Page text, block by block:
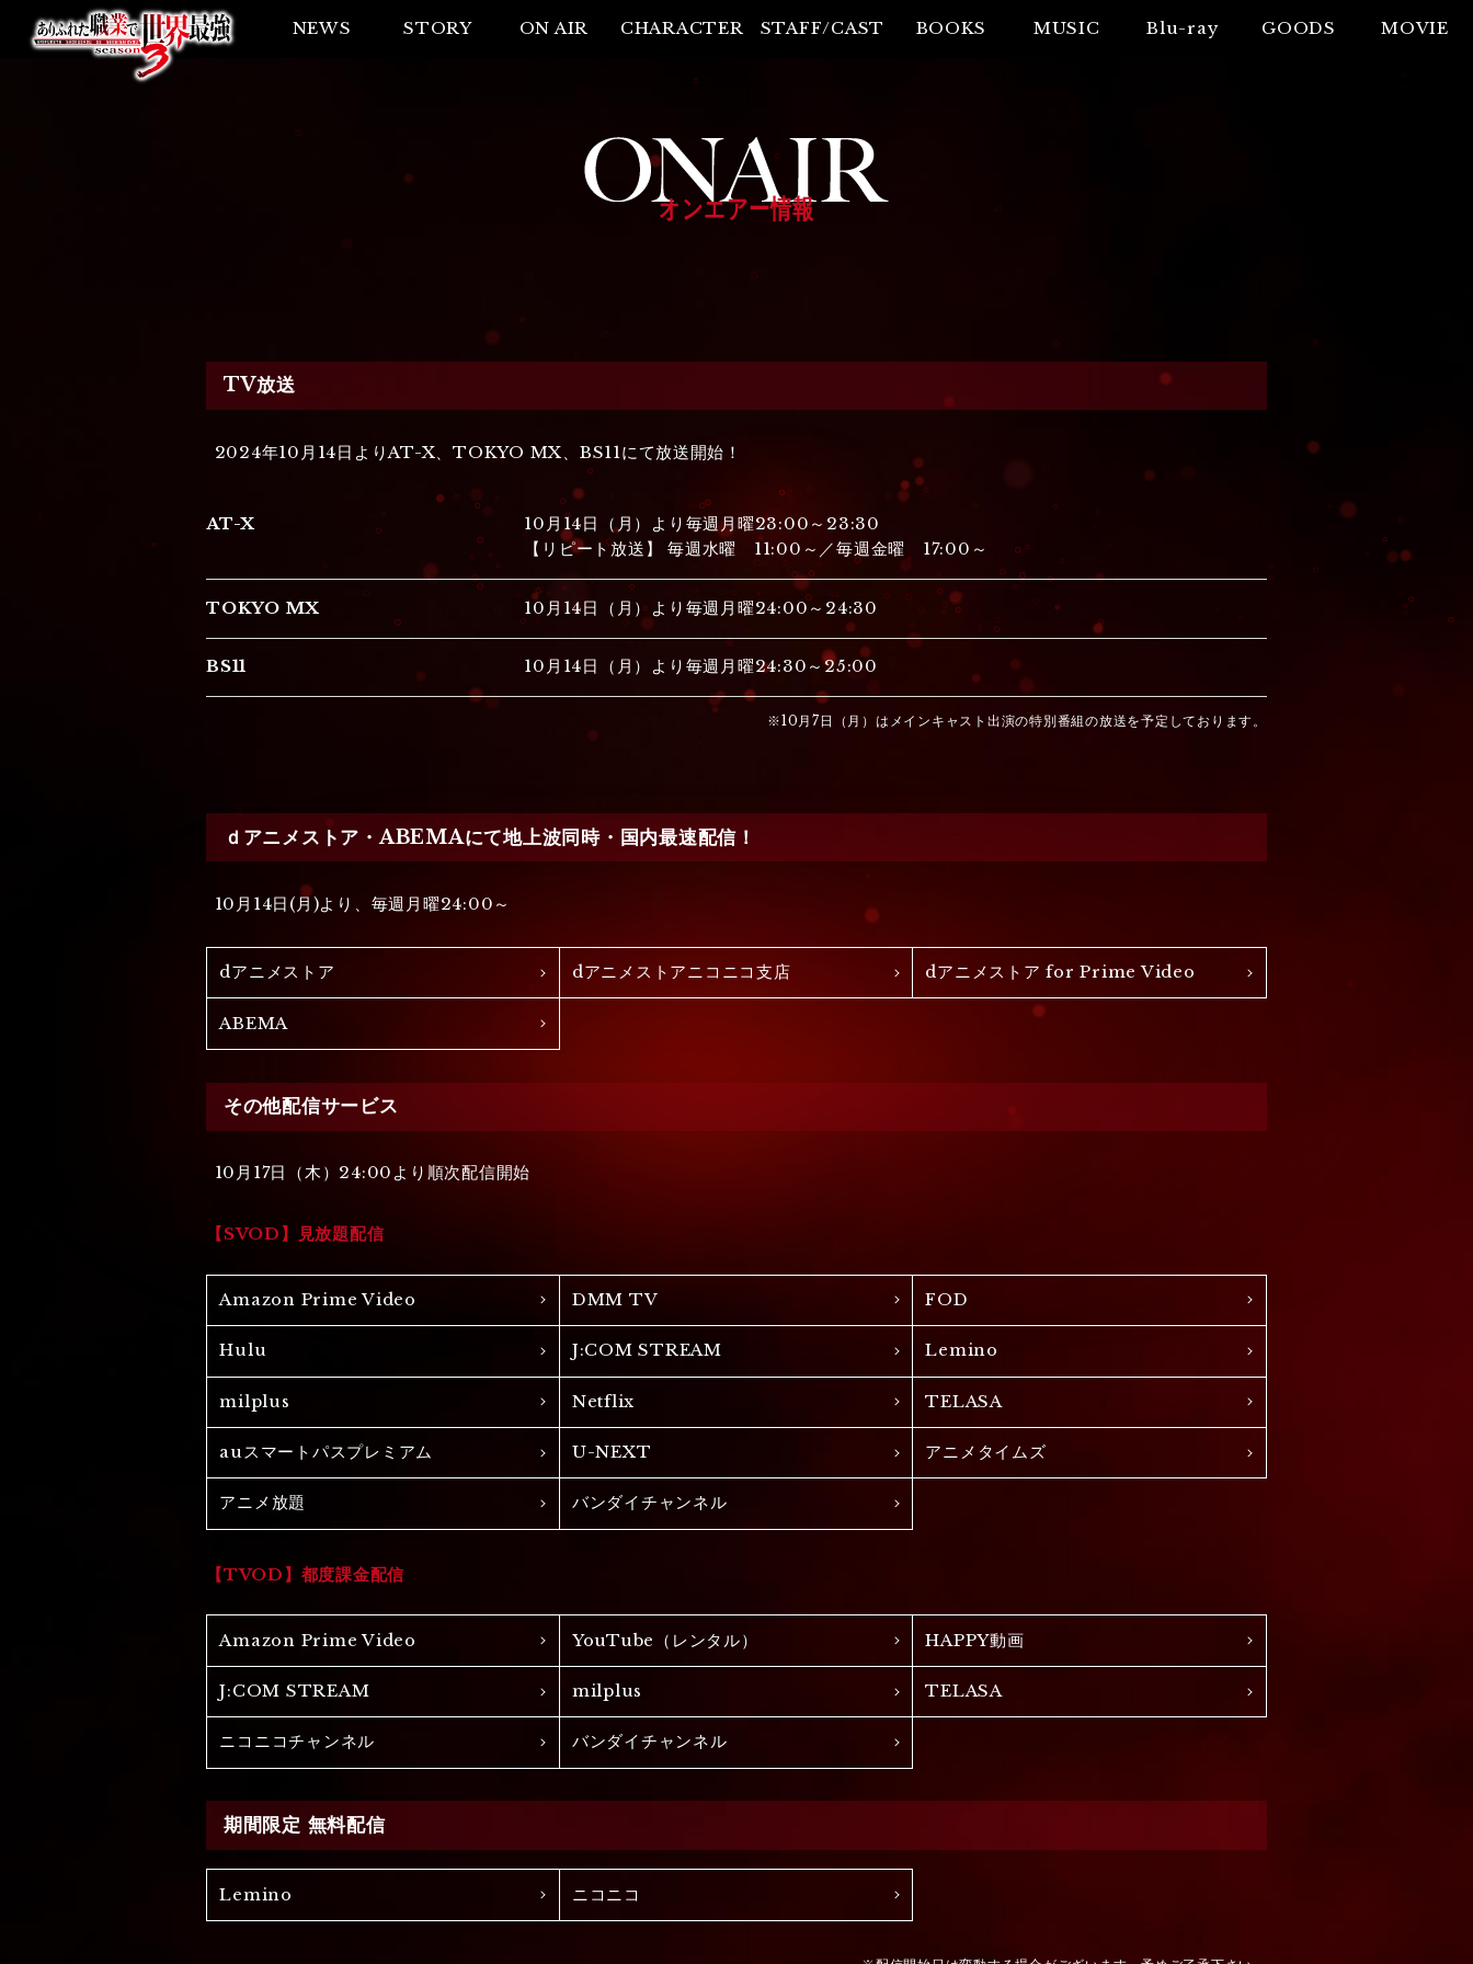
NEWS STORY ON AIR CHARACTER STAFF/CAST BOOKS MUSIC Blu-ray GOODS MOVIE
オンエアー情報
TV放送
2024年10月14日よりAT-X、TOKYO MX、BS11にて放送開始！
AT-X
10月14日（月）より毎週月曜23:00～23:30
【リピート放送】 毎週水曜 11:00～／毎週金曜 17:00～
TOKYO MX 10月14日（月）より毎週月曜24:00～24:30
BS11 10月14日（月）より毎週月曜24:30～25:00
※10月7日（月）はメインキャスト出演の特別番組の放送を予定しております。
ｄアニメストア・ABEMAにて地上波同時・国内最速配信！
10月14日(月)より、毎週月曜24:00～
dアニメストア dアニメストアニコニコ支店 dアニメストア for Prime Video
ABEMA
その他配信サービス
10月17日（木）24:00より順次配信開始
【SVOD】見放題配信
Amazon Prime Video DMM TV FOD
Hulu J:COM STREAM Lemino
milplus Netflix TELASA
auスマートパスプレミアム U-NEXT アニメタイムズ
アニメ放題 バンダイチャンネル
【TVOD】都度課金配信
Amazon Prime Video YouTube（レンタル） HAPPY動画
J:COM STREAM milplus TELASA
ニコニコチャンネル バンダイチャンネル
期間限定 無料配信
Lemino ニコニコ